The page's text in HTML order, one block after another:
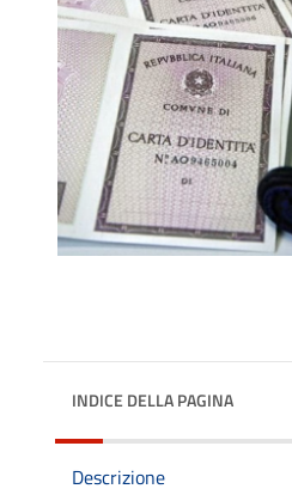
INDICE DELLA PAGINA
Descrizione